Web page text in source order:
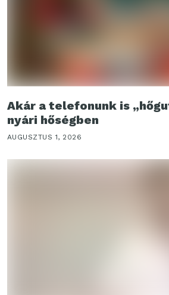
Akár a telefonunk is
nyári hőségben
AUGUSZTUS 1, 2026